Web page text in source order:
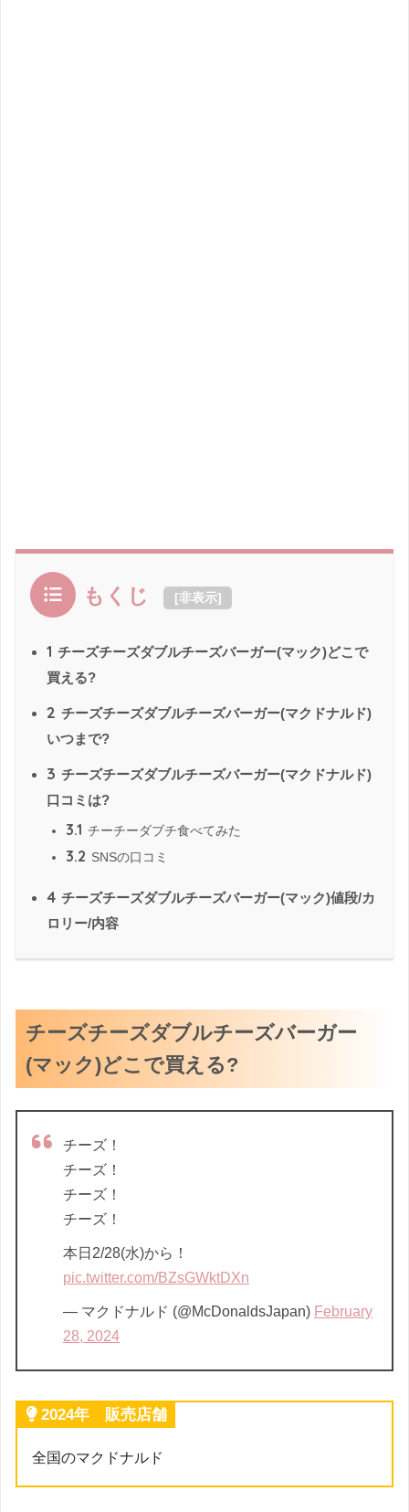
もくじ [非表示]
1 チーズチーズダブルチーズバーガー(マック)どこで
買える?
2 チーズチーズダブルチーズバーガー(マクドナルド)
いつまで?
3 チーズチーズダブルチーズバーガー(マクドナルド)
口コミは?
3.1 チーチーダブチ食べてみた
3.2 SNSの口コミ
4 チーズチーズダブルチーズバーガー(マック)値段/カ
ロリー/内容
チーズチーズダブルチーズバーガー
(マック)どこで買える?
チーズ！
チーズ！
チーズ！
チーズ！
本日2/28(水)から！
pic.twitter.com/BZsGWktDXn
— マクドナルド (@McDonaldsJapan) February
28, 2024
2024年 販売店舗
全国のマクドナルド